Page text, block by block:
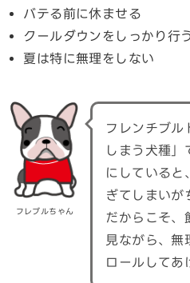
バテる前に休ませる
クールダウンをしっかり行
夏は特に無理をしない
フレブルちゃん
フレンチブル
しまう犬種」
にしていると
ぎてしまい
だからこそ、
見ながら、無
ロールしてあ